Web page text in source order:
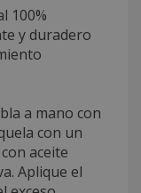
100%
y duradero
a mano con
con un
aceite
Aplique el